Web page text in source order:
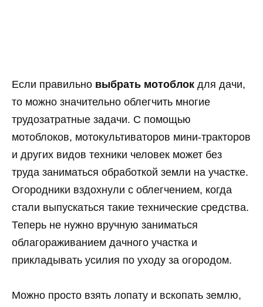
Если правильно выбрать мотоблок для дачи,
то можно значительно облегчить многие
трудозатратные задачи. С помощью
мотоблоков, мотокультиваторов мини-тракторов
и других видов техники человек может без
труда заниматься обработкой земли на участке.
Огородники вздохнули с облегчением, когда
стали выпускаться такие технические средства.
Теперь не нужно вручную заниматься
облагораживанием дачного участка и
прикладывать усилия по уходу за огородом.
Можно просто взять лопату и вскопать землю,